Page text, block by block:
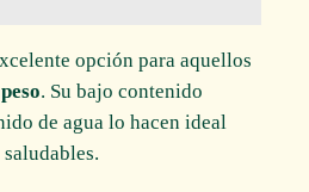
opción para aquellos
. Su bajo contenido
de agua lo hacen ideal